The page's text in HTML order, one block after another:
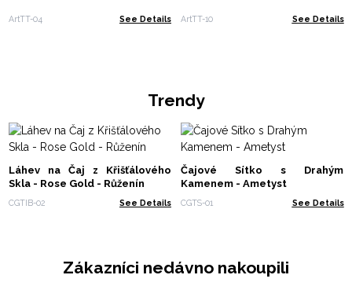
ArtTT-04 See Details ArtTT-10 See Details
Trendy
Láhev na Čaj z Křišťálového
Skla - Rose Gold - Růženín
CGTIB-02 See Details
Čajové Sítko s Drahým
Kamenem - Ametyst
CGTS-01 See Details
Zákazníci nedávno nakoupili